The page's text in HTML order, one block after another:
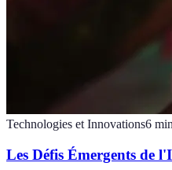
Technologies et Innovations6 min
Les Défis Émergents de